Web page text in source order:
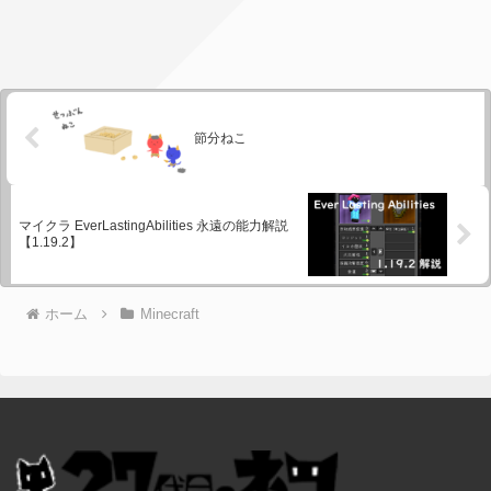
節分ねこ
マイクラ EverLastingAbilities 永遠の能力解説
【1.19.2】
ホーム Minecraft